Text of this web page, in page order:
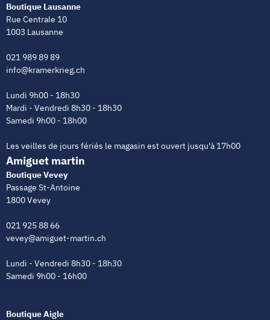
Boutique Lausanne
Rue Centrale 10
1003 Lausanne
021 989 89 89
info@kramerkrieg.ch
Lundi 9h00 - 18h30
Mardi - Vendredi 8h30 - 18h30
Samedi 9h00 - 18h00
Les veilles de jours fériés le magasin est ouvert jusqu'à 17h00
Amiguet martin
Boutique Vevey
Passage St-Antoine
1800 Vevey
021 925 88 66
vevey@amiguet-martin.ch
Lundi - Vendredi 8h30 - 18h30
Samedi 9h00 - 16h00
Boutique Aigle